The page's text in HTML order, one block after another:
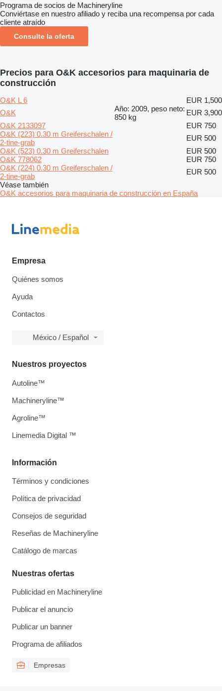
Programa de socios de Machineryline
Conviértase en nuestro afiliado y reciba una recompensa por cada
cliente atraído
Consulte la oferta
Precios para O&K accesorios para maquinaria de
construcción
O&K L 6
EUR 1,500
O&K
Año: 2009, peso neto:
850 kg
EUR 3,900
O&K 2133097
EUR 750
O&K (223) 0.30 m Greiferschalen /
2-tine-grab
EUR 500
O&K (523) 0.30 m Greiferschalen
EUR 500
O&K 778062
EUR 750
O&K (224) 0.30 m Greiferschalen /
2-tine-grab
EUR 500
Véase también
O&K accesorios para maquinaria de construcción en España
Empresa
Quiénes somos
Ayuda
Contactos
México / Español
Información
Términos y condiciones
Política de privacidad
Consejos de seguridad
Reseñas de Machineryline
Catálogo de marcas
Nuestras ofertas
Publicidad en Machineryline
Publicar el anuncio
Publicar un banner
Programa de afiliados
Empresas
Nuestros proyectos
Autoline™
Machineryline™
Agroline™
Linemedia Digital ™